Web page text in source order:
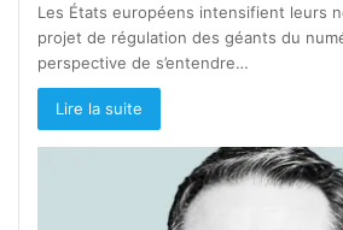
Les États européens intensifient leurs
projet de régulation des géants du
perspective de s’entendre…
Lire la suite